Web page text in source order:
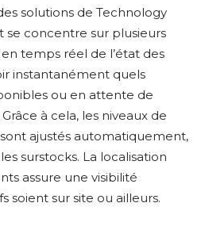
solutions de Technology
se concentre sur plusieurs
temps réel de l’état des
instantanément quels
ou en attente de
à cela, les niveaux de
ajustés automatiquement,
surstocks. La localisation
assure une visibilité
soient sur site ou ailleurs.